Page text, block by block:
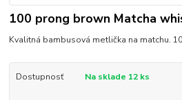
100 prong brown Matcha
Kvalitná bambusová metlička na matchu.
Dostupnosť Na sklade 12 ks